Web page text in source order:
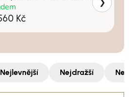
Kč
❯
Nejlevnější Nejdražší